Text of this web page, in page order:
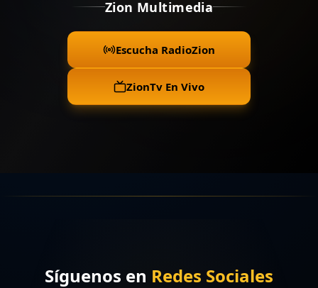
Zion Multimedia
Escucha RadioZion
ZionTv En Vivo
Síguenos en Redes Sociales